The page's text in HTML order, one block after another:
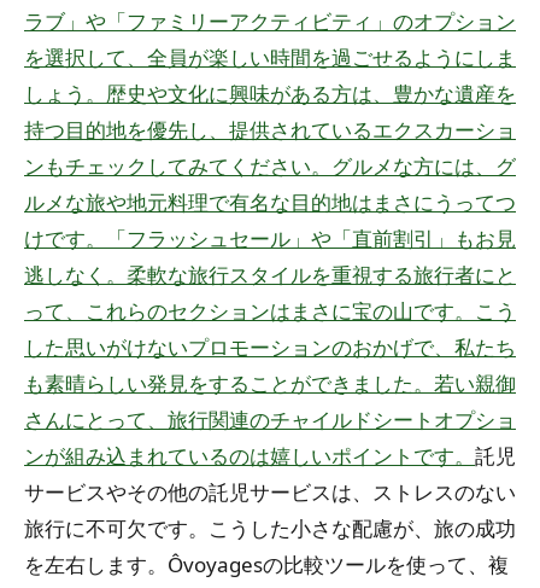
ラブ」や「ファミリーアクティビティ」のオプション
を選択して、全員が楽しい時間を過ごせるようにしま
しょう。歴史や文化に興味がある方は、豊かな遺産を
持つ目的地を優先し、提供されているエクスカーショ
ンもチェックしてみてください。グルメな方には、グ
ルメな旅や地元料理で有名な目的地はまさにうってつ
けです。「フラッシュセール」や「直前割引」もお見
逃しなく。柔軟な旅行スタイルを重視する旅行者にと
って、これらのセクションはまさに宝の山です。こう
した思いがけないプロモーションのおかげで、私たち
も素晴らしい発見をすることができました。若い親御
さんにとって、旅行関連のチャイルドシートオプショ
ンが組み込まれているのは嬉しいポイントです。 託児
サービスやその他の託児サービスは、ストレスのない
旅行に不可欠です。こうした小さな配慮が、旅の成功
を左右します。Ôvoyagesの比較ツールを使って、複